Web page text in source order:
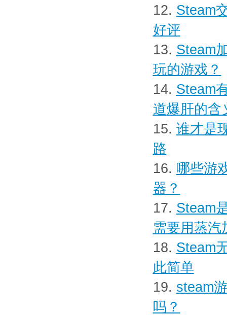
12. Steam
好评
13. Steam
玩的游戏？
14. Steam
道爆肝的含
15. 谁才是
路
16. 哪些游
器？
17. Steam
需要用蒸汽
18. Steam
此简单
19. steam
吗？